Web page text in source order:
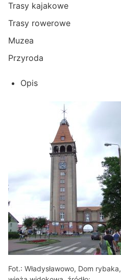
Trasy kajakowe
Trasy rowerowe
Muzea
Przyroda
Opis
Fot.: Władysławowo, Dom rybaka,